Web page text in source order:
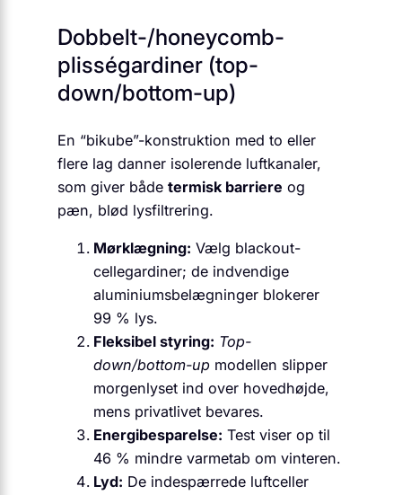
Dobbelt-/honeycomb-
plisségardiner (top-
down/bottom-up)
En “bikube”-konstruktion med to eller
flere lag danner isolerende luftkanaler,
som giver både termisk barriere og
pæn, blød lysfiltrering.
Mørklægning: Vælg blackout-
cellegardiner; de indvendige
aluminiumsbelægninger blokerer
99 % lys.
Fleksibel styring: Top-
down/bottom-up modellen slipper
morgenlyset ind over hovedhøjde,
mens privatlivet bevares.
Energibesparelse: Test viser op til
46 % mindre varmetab om vinteren.
Lyd: De indespærrede luftceller